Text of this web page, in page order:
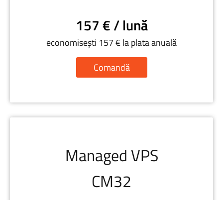
157 € / lună
economisești 157 € la plata anuală
Comandă
Managed VPS
CM32